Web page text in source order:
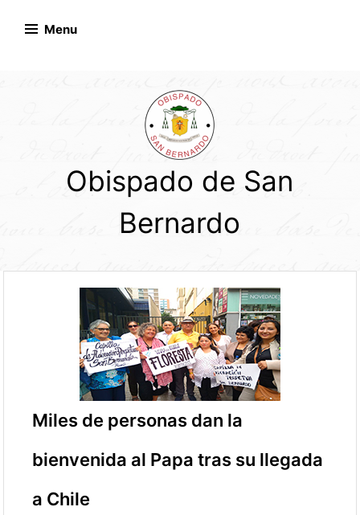
Menu
Obispado de San
Bernardo
Miles de personas dan la
bienvenida al Papa tras su llegada
a Chile